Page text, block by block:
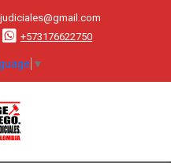
+573176622750
▼